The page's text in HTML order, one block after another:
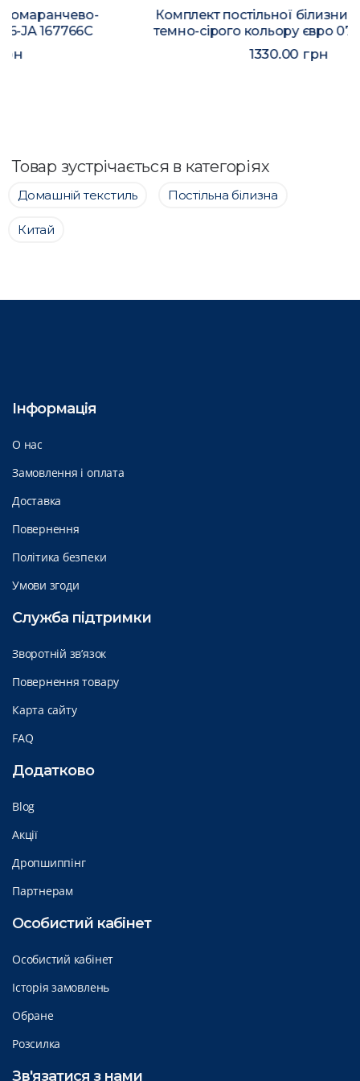
Комплект постільної білизни з ковдрою
темно-сірого кольору євро 07185 186311C
Товар зустрічається в категоріях
Домашній текстиль Постільна білизна
Китай
Інформація
О нас
Замовлення і оплата
Доставка
Повернення
Політика безпеки
Умови згоди
Служба підтримки
Зворотній зв’язок
Повернення товару
Карта сайту
FAQ
Додатково
Blog
Акції
Дропшиппінг
Партнерам
Особистий кабінет
Особистий кабінет
Історія замовлень
Обране
Розсилка
Зв'язатися з нами